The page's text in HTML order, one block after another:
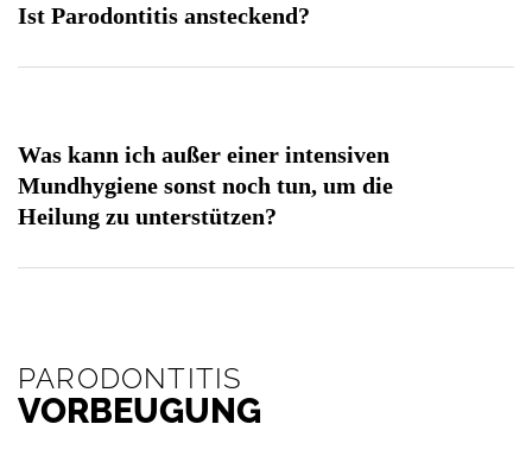
Ist Parodontitis ansteckend?
Was kann ich außer einer intensiven
Mundhygiene sonst noch tun, um die
Heilung zu unterstützen?
PARODONTITIS
VORBEUGUNG